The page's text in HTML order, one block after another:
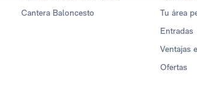
Cantera Baloncesto
Tu área
Entradas
Ventajas
Ofertas